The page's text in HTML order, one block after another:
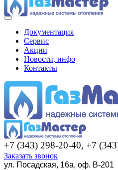
Документация
Сервис
Акции
Новости, инфо
Контакты
+7 (343) 298-20-40, +7
Заказать звонок
ул. Посадская, 16а, оф. В-201